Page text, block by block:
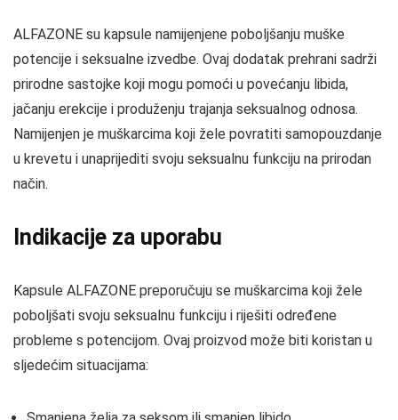
ALFAZONE su kapsule namijenjene poboljšanju muške
potencije i seksualne izvedbe. Ovaj dodatak prehrani sadrži
prirodne sastojke koji mogu pomoći u povećanju libida,
jačanju erekcije i produženju trajanja seksualnog odnosa.
Namijenjen je muškarcima koji žele povratiti samopouzdanje
u krevetu i unaprijediti svoju seksualnu funkciju na prirodan
način.
Indikacije za uporabu
Kapsule ALFAZONE preporučuju se muškarcima koji žele
poboljšati svoju seksualnu funkciju i riješiti određene
probleme s potencijom. Ovaj proizvod može biti koristan u
sljedećim situacijama: